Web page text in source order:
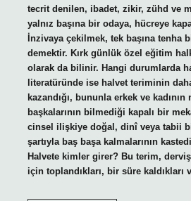
tecrit denilen, ibadet, zikir, zühd ve
yalnız başına bir odaya, hücreye
İnzivaya çekilmek, tek başına tenha
demektir. Kırk günlük özel eğitim
olarak da bilinir. Hangi durumlarda
literatüründe ise halvet teriminin
kazandığı, bununla erkek ve
başkalarının bilmediği kapalı bir
cinsel ilişkiye doğal, dinî veya tabii
şartıyla baş başa kalmalarının
Halvete kimler girer? Bu terim,
için toplandıkları, bir süre kaldıkları